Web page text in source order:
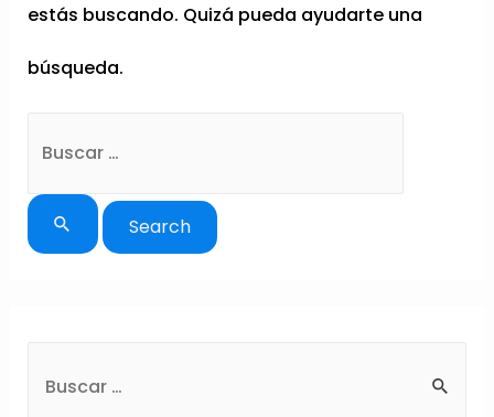
estás buscando. Quizá pueda ayudarte una
búsqueda.